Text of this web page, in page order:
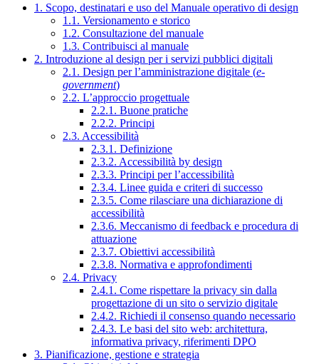
1. Scopo, destinatari e uso del Manuale operativo di design
1.1. Versionamento e storico
1.2. Consultazione del manuale
1.3. Contribuisci al manuale
2. Introduzione al design per i servizi pubblici digitali
2.1. Design per l’amministrazione digitale (e-
government)
2.2. L’approccio progettuale
2.2.1. Buone pratiche
2.2.2. Principi
2.3. Accessibilità
2.3.1. Definizione
2.3.2. Accessibilità by design
2.3.3. Principi per l’accessibilità
2.3.4. Linee guida e criteri di successo
2.3.5. Come rilasciare una dichiarazione di
accessibilità
2.3.6. Meccanismo di feedback e procedura di
attuazione
2.3.7. Obiettivi accessibilità
2.3.8. Normativa e approfondimenti
2.4. Privacy
2.4.1. Come rispettare la privacy sin dalla
progettazione di un sito o servizio digitale
2.4.2. Richiedi il consenso quando necessario
2.4.3. Le basi del sito web: architettura,
informativa privacy, riferimenti DPO
3. Pianificazione, gestione e strategia